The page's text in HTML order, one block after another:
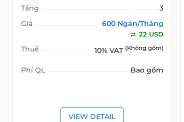
Tầng
3
Giá
600 Ngàn/Tháng
22 USD
Thuế 10% VAT (Không gồm)
Phí QL Bao gồm
VIEW DETAIL